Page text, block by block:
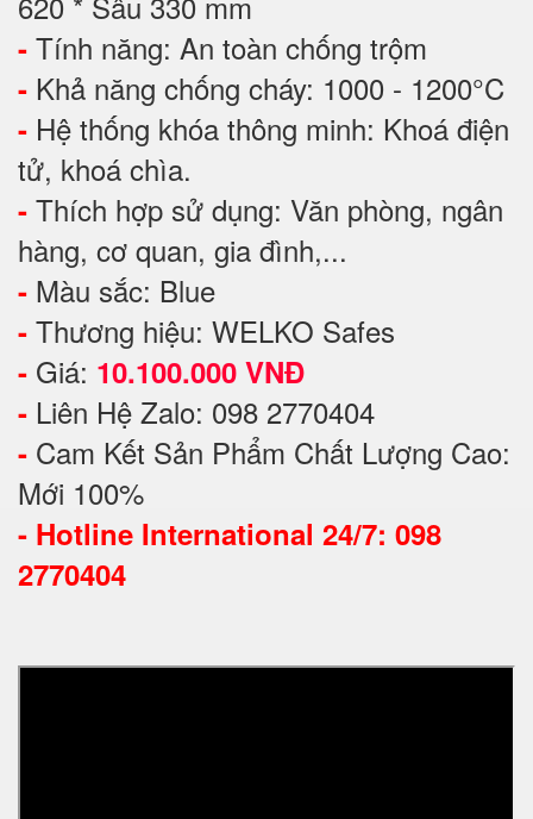
- Tính năng: An toàn chống trộm
- Khả năng chống cháy: 1000 - 1200°C
- Hệ thống khóa thông minh: Khoá điện
tử, khoá chìa.
- Thích hợp sử dụng: Văn phòng, ngân
hàng, cơ quan, gia đình,...
- Màu sắc: Blue
- Thương hiệu: WELKO Safes
- Giá: 10.100.000 VNĐ
- Liên Hệ Zalo: 098 2770404
- Cam Kết Sản Phẩm Chất Lượng Cao:
Mới 100%
- Hotline International 24/7: 098
2770404